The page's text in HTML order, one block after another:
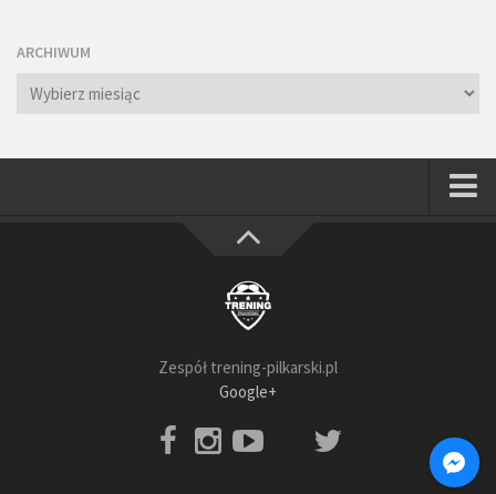
ARCHIWUM
Archiwum
Zespół trening-pilkarski.pl
Google+